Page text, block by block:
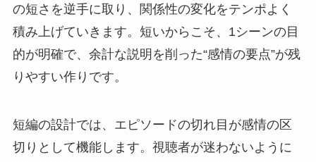
の短さを逆手に取り、関係性の変化をテンポよく
積み上げていきます。短いからこそ、1シーンの目
的が明確で、余計な説明を削った“感情の要点”が残
りやすい作りです。
短編の設計では、エピソードの切れ目が感情の区
切りとして機能します。視聴者が迷わないように